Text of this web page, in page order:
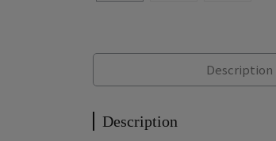
Description
Description